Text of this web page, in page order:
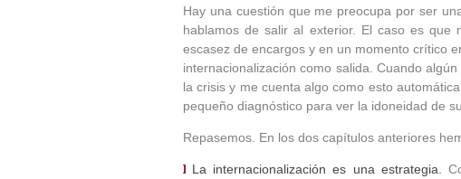
Hay una cuestión que me preocupa por ser
hablamos de salir al exterior. El caso es que
escasez de encargos y en un momento crítico
internacionalización como salida. Cuando
la crisis y me cuenta algo como esto
pequeño diagnóstico para ver la idoneidad de
Repasemos. En los dos capítulos anteriores
La internacionalización es una estrategia.